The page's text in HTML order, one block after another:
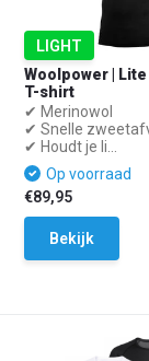
LIGHT
Woolpower |
T-shirt
✔ Merinowol
✔ Snelle
✔ Houdt je li...
Op voorraad
€89,95
Bekijk